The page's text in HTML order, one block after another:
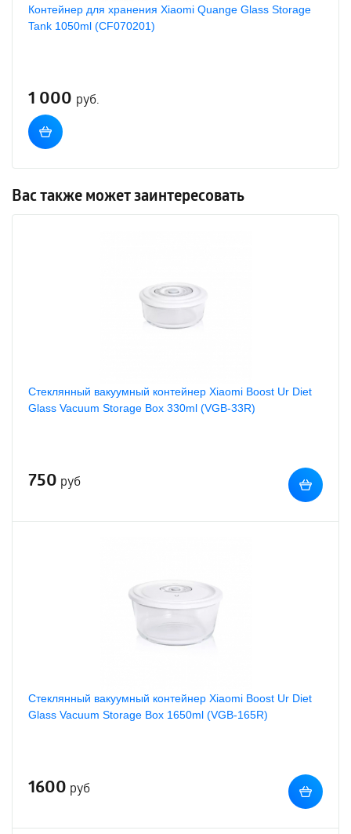
Контейнер для хранения Xiaomi Quange Glass Storage
Tank 1050ml (CF070201)
1 000 руб.
Вас также может заинтересовать
Стеклянный вакуумный контейнер Xiaomi Boost Ur Diet
Glass Vacuum Storage Box 330ml (VGB-33R)
750 руб
Стеклянный вакуумный контейнер Xiaomi Boost Ur Diet
Glass Vacuum Storage Box 1650ml (VGB-165R)
1600 руб